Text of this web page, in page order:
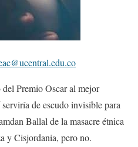
Premio Oscar al mejor
serviría de escudo invisible para
Ballal de la masacre étnica
y Cisjordania, pero no.